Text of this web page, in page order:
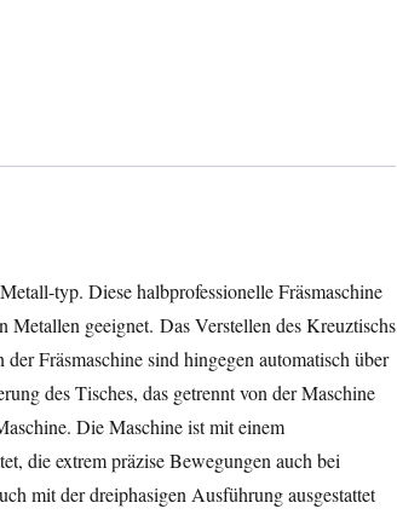
typ. Diese halbprofessionelle Fräsmaschine
geeignet. Das Verstellen des Kreuztischs
Fräsmaschine sind hingegen automatisch über
des Tisches, das getrennt von der Maschine
Die Maschine ist mit einem
die extrem präzise Bewegungen auch bei
mit der dreiphasigen Ausführung ausgestattet